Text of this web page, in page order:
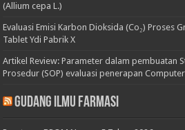
(Allium cepa L.)
Evaluasi Emisi Karbon Dioksida (Co₂) Proses
Tablet Ydi Pabrik X
Artikel Review: Parameter dalam pembuatan
Prosedur (SOP) evaluasi penerapan
Gudang Ilmu Farmasi